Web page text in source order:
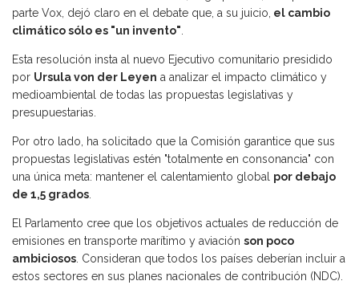
parte Vox, dejó claro en el debate que, a su juicio, el cambio
climáticosólo es "un invento".
Esta resolución insta al nuevo Ejecutivo comunitario presidido
por Ursula von der Leyen a analizar el impacto climático y
medioambiental de todas las propuestas legislativas y
presupuestarias.
Por otro lado, ha solicitado que la Comisión garantice que sus
propuestas legislativas estén "totalmente en consonancia" con
una única meta: mantener el calentamiento global por debajo
de 1,5 grados.
El Parlamento cree que los objetivos actuales de reducción de
emisiones en transporte marítimo y aviación son poco
ambiciosos. Consideran que todos los países deberían incluir a
estos sectores en sus planes nacionales de contribución (NDC).